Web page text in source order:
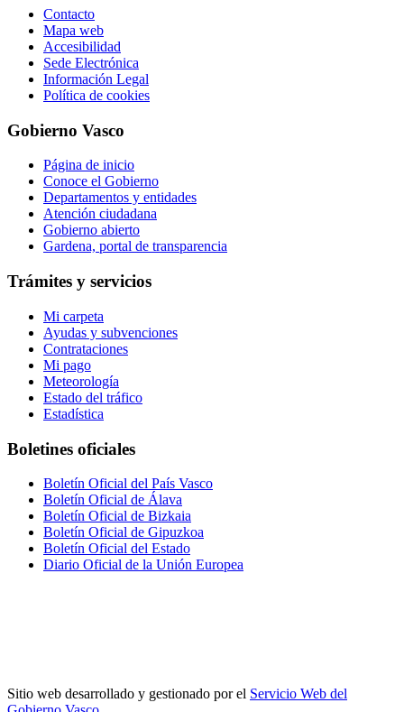
Contacto
Mapa web
Accesibilidad
Sede Electrónica
Información Legal
Política de cookies
Gobierno Vasco
Página de inicio
Conoce el Gobierno
Departamentos y entidades
Atención ciudadana
Gobierno abierto
Gardena, portal de transparencia
Trámites y servicios
Mi carpeta
Ayudas y subvenciones
Contrataciones
Mi pago
Meteorología
Estado del tráfico
Estadística
Boletines oficiales
Boletín Oficial del País Vasco
Boletín Oficial de Álava
Boletín Oficial de Bizkaia
Boletín Oficial de Gipuzkoa
Boletín Oficial del Estado
Diario Oficial de la Unión Europea
Sitio web desarrollado y gestionado por el Servicio Web del